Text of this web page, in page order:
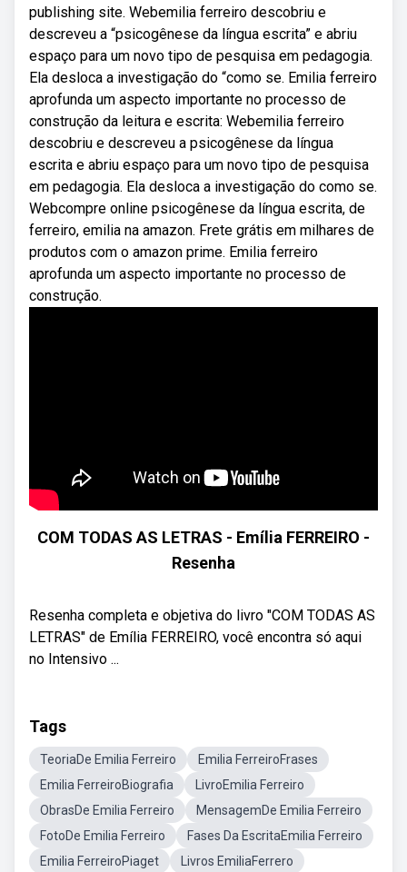
publishing site. Webemilia ferreiro descobriu e
descreveu a “psicogênese da língua escrita” e abriu
espaço para um novo tipo de pesquisa em pedagogia.
Ela desloca a investigação do “como se. Emilia ferreiro
aprofunda um aspecto importante no processo de
construção da leitura e escrita: Webemilia ferreiro
descobriu e descreveu a psicogênese da língua
escrita e abriu espaço para um novo tipo de pesquisa
em pedagogia. Ela desloca a investigação do como se.
Webcompre online psicogênese da língua escrita, de
ferreiro, emilia na amazon. Frete grátis em milhares de
produtos com o amazon prime. Emilia ferreiro
aprofunda um aspecto importante no processo de
construção.
COM TODAS AS LETRAS - Emília FERREIRO -
Resenha
Resenha completa e objetiva do livro "COM TODAS AS
LETRAS" de Emília FERREIRO, você encontra só aqui
no Intensivo ...
Tags
TeoriaDe Emilia Ferreiro
Emilia FerreiroFrases
Emilia FerreiroBiografia
LivroEmilia Ferreiro
ObrasDe Emilia Ferreiro
MensagemDe Emilia Ferreiro
FotoDe Emilia Ferreiro
Fases Da EscritaEmilia Ferreiro
Emilia FerreiroPiaget
Livros EmiliaFerrero